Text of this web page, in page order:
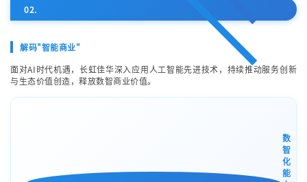
02.
解码"智能商业"
面对AI时代机遇，长虹佳华深入应用人工智能先进技术，持续推动服务创新
与生态价值创造，释放数智商业价值。
数
智
化
能